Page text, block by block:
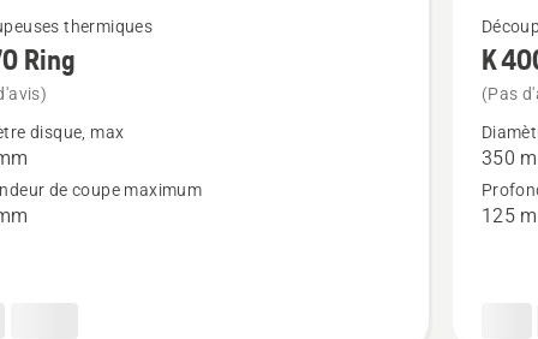
thermiques
Ring
disque, max
de coupe maximum
Voir
plus
détails
sur
K 4000
K
(Pas
350
125